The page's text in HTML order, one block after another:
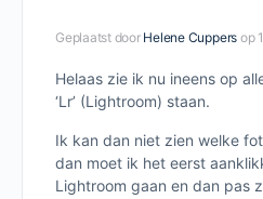
Geplaatst door Helene Cuppers op
Helaas zie ik nu ineens op
‘Lr’ (Lightroom) staan.
Ik kan dan niet zien welke
dan moet ik het eerst
Lightroom gaan en dan pas